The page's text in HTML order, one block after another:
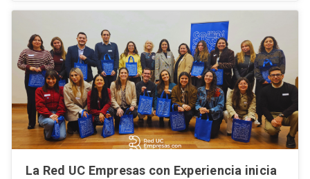
La Red UC Empresas con Experiencia inicia